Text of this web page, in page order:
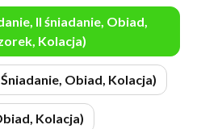
II śniadanie, Obiad,
Kolacja)
Obiad, Kolacja)
Kolacja)